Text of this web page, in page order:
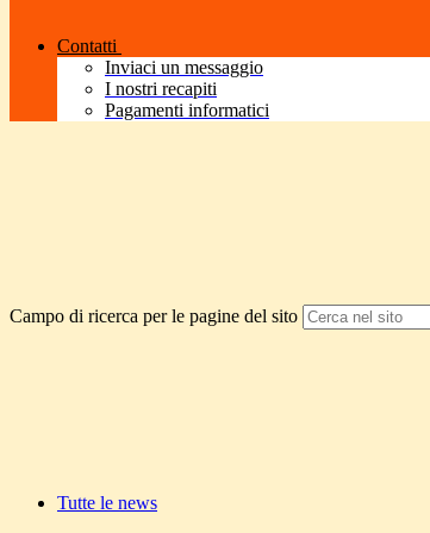
Contatti
Inviaci un messaggio
I nostri recapiti
Pagamenti informatici
Campo di ricerca per le pagine del sito
Tutte le news